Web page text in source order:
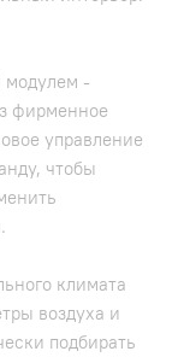
модулем -
фирменное
управление
чтобы
климата
воздуха и
подбирать